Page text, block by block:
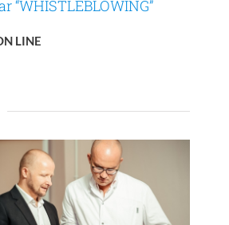
“WHISTLEBLOWING”
LINE